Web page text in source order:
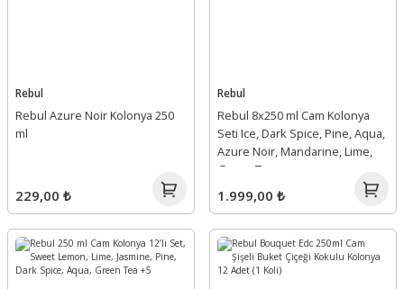
Rebul
Rebul Azure Noir Kolonya 250
ml
229,00 ₺
Rebul
Rebul 8x250 ml Cam Kolonya
Seti Ice, Dark Spice, Pine, Aqua,
Azure Noir, Mandarine, Lime,
Green Tea
1.999,00 ₺